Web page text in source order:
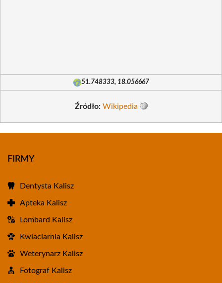
51.748333, 18.056667
Źródło: Wikipedia
FIRMY
Dentysta Kalisz
Apteka Kalisz
Lombard Kalisz
Kwiaciarnia Kalisz
Weterynarz Kalisz
Fotograf Kalisz